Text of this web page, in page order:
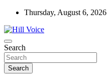
Skip
content
Thursday, August 6, 2026
Hill Voice
न्यूज़ पोर्टल
Search
Search